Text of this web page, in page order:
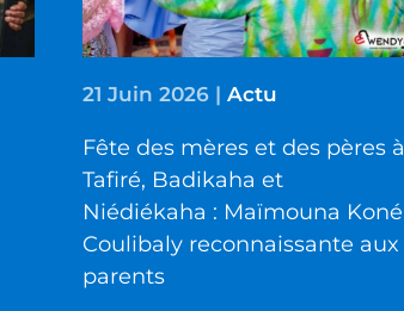
21 Juin 2026| Actu
Fête des mères et des pères à
Tafiré, Badikaha et
Niédiékaha : Maïmouna Koné
Coulibaly reconnaissante aux
parents